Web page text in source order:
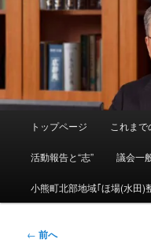
移
ュ
トップページ これま
活動報告と“志” 議会一
小熊町北部地域｢ほ場(水田)
投
← 前へ